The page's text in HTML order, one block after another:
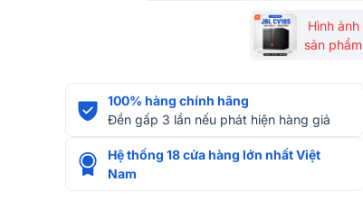
Hình ảnh
sản phẩm
100% hàng chính hãng
Đền gấp 3 lần nếu phát hiện hàng giả
Hệ thống 18 cửa hàng lớn nhất Việt
Nam